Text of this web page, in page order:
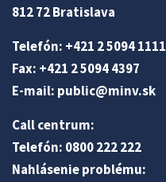
812 72 Bratislava
Telefón: +421 2 5094 1111
Fax: +421 2 5094 4397
E-mail: public@minv.sk
Call centrum:
Telefón: 0800 222 222
Nahlásenie problému: